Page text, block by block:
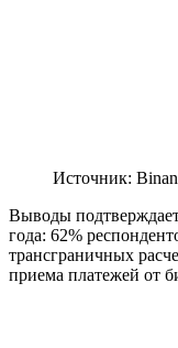
Источник:
Выводы подтверждает
года: 62%
трансграничных
приема платежей от